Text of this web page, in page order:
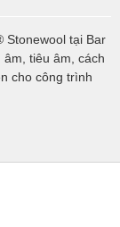
Stonewool tại Bar
tiêu âm, cách
cho công trình